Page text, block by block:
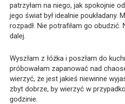
patrzyłam na niego, jak spokojnie
jego świat był idealnie poukładany.
rozpadł. Nie potrafiłam go obudzić.
dalej.
Wyszłam z łóżka i poszłam do
próbowałam zapanować nad
wierzyć, że jest jakieś niewinne
zbyt dobrze, by wierzyć w
godzinie.